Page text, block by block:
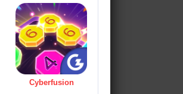
Cyberfusion